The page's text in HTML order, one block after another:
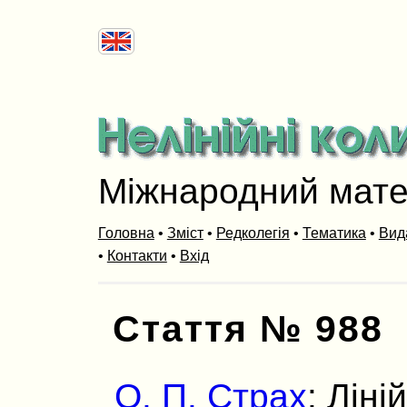
Міжнародний
Головна • Зміст• Редколегія • Тематика •
• Контакти • Вхід
Стаття № 988
О. П. Страх: